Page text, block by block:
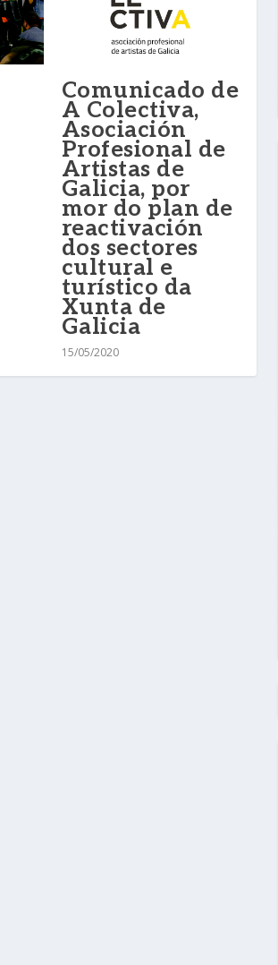
Comunicado de
A Colectiva,
Asociación
Profesional de
Artistas de
Galicia, por
mor do plan de
reactivación
dos sectores
cultural e
turístico da
Xunta de
Galicia
15/05/2020